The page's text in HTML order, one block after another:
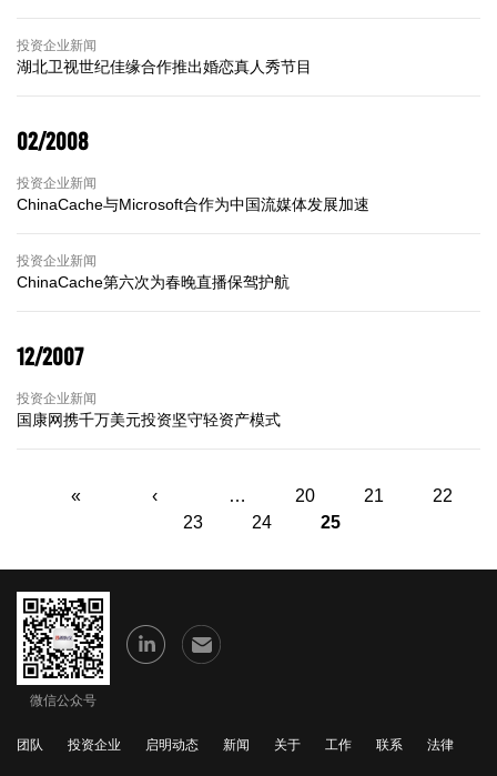
投资企业新闻
湖北卫视世纪佳缘合作推出婚恋真人秀节目
02/2008
投资企业新闻
ChinaCache与Microsoft合作为中国流媒体发展加速
投资企业新闻
ChinaCache第六次为春晚直播保驾护航
12/2007
投资企业新闻
国康网携千万美元投资坚守轻资产模式
«
‹ … 20 21
22
23
24 25
微信公众号
团队 投资企业 启明动态 新闻 关于 工作 联系 法律